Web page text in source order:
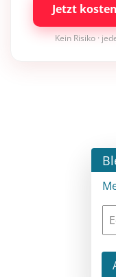
Jetzt
Kein Risiko ·